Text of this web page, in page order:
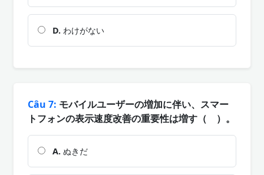
D. わけがない
Câu 7: モバイルユーザーの増加に伴い、スマー
トフォンの表示速度改善の重要性は増す（ ）。
A. ぬきだ